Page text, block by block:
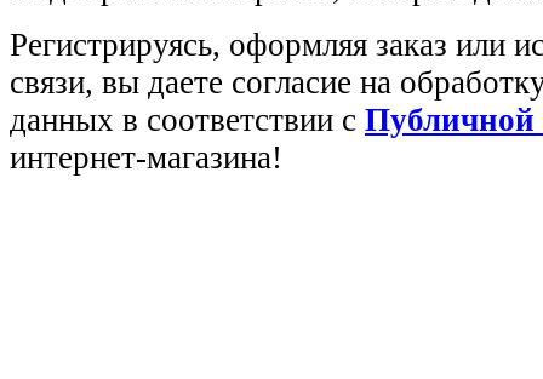
Регистрируясь, оформляя заказ или
связи, вы даете согласие на
данных в соответствии с Публичной
интернет-магазина!